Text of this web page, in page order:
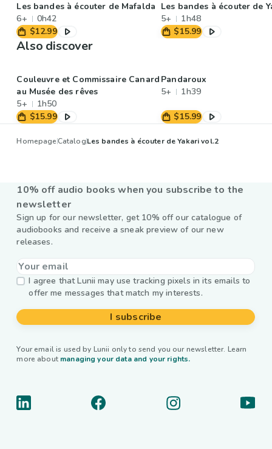
Les bandes à écouter de Mafalda
6+
0h42
$12.99
Les bandes à écouter de
5+
1h48
$15.99
Also discover
Couleuvre et Commissaire Canard
au Musée des rêves
5+
1h50
$15.99
Pandaroux
5+
1h39
$15.99
HomepageCatalogLes bandes à écouter de Yakari vol.2
10% off audio books when you subscribe to the
newsletter
Sign up for our newsletter, get 10% off our catalogue of
audiobooks and receive a sneak preview of our new
releases.
I agree that Lunii may use tracking pixels in its emails to
offer me messages that match my interests.
I subscribe
Your email is used by Lunii only to send you our newsletter. Learn
more about managing your data and your rights.